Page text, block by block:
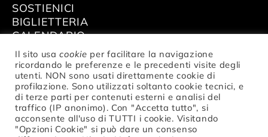
SOSTIENICI
BIGLIETTERIA
CALENDARIO
AFFITTA GLI SPAZI
© Fondazione Nazionale della Danza
Aterballetto | C. F. / P.IVA 02047370354 |
Il sito usacookie per facilitare la navigazione
ricordando le preferenze e le precedenti visite degli
utenti. NON sono usati direttamente cookie di
profilazione. Sono utilizzati soltanto cookie tecnici, e
di terze parti per contenuti esterni e analisi del
traffico (IP anonimo). Con "Accetta tutto", si
acconsente all'uso di TUTTI i cookie. Visitando
"Opzioni Cookie" si può dare un consenso